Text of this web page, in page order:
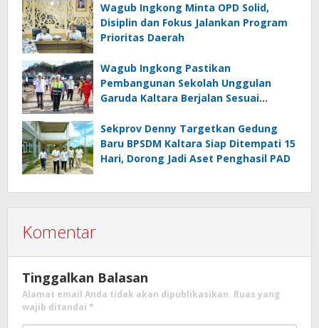
Wagub Ingkong Minta OPD Solid,
Disiplin dan Fokus Jalankan Program
Prioritas Daerah
Wagub Ingkong Pastikan
Pembangunan Sekolah Unggulan
Garuda Kaltara Berjalan Sesuai
Sekprov Denny Targetkan Gedung
Baru BPSDM Kaltara Siap Ditempati 15
Hari, Dorong Jadi Aset Penghasil PAD
Komentar
Tinggalkan Balasan
Alamat email Anda tidak akan dipublikasikan. Ruas yang
wajib ditandai *